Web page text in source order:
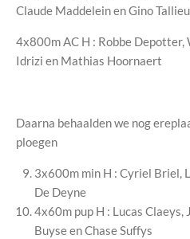
Claude Maddelein en Gino Tallieu
4x800m AC H : Robbe
Idrizi en Mathias Hoornaert
Daarna behaalden we nog
ploegen
3x600m min H : Cyriel Briel,
De Deyne
4x60m pup H : Lucas Claeys,
Buyse en Chase Suffys